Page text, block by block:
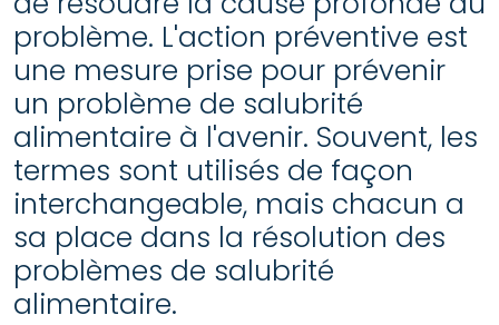
problème. L'action préventive est
une mesure prise pour prévenir
un problème de salubrité
alimentaire à l'avenir. Souvent, les
termes sont utilisés de façon
interchangeable, mais chacun a
sa place dans la résolution des
problèmes de salubrité
alimentaire.